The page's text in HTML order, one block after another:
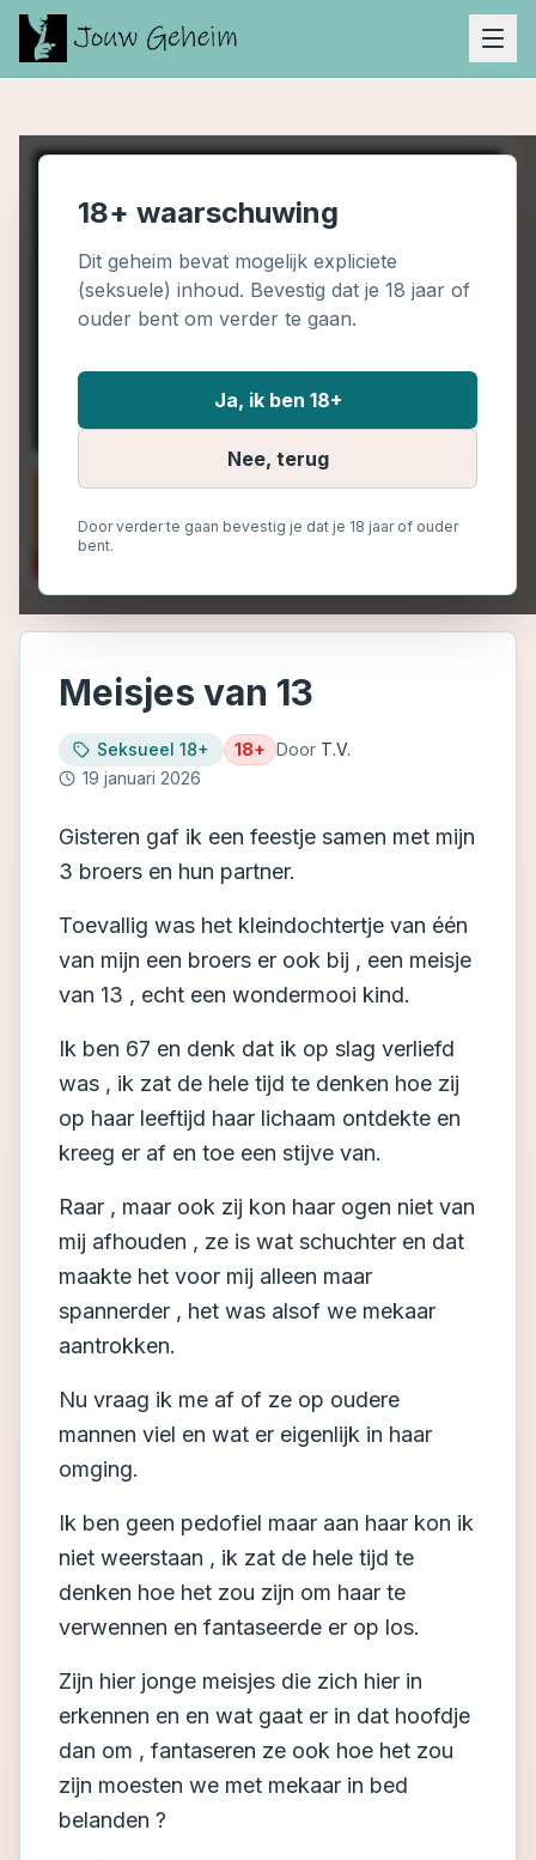
18+ waarschuwing
Dit geheim bevat mogelijk expliciete
(seksuele) inhoud. Bevestig dat je 18 jaar of
ouder bent om verder te gaan.
Ja, ik ben 18+
Nee, terug
Door verder te gaan bevestig je dat je 18 jaar of ouder
bent.
Meisjes van 13
Seksueel 18+ 18+ Door T.V.
19 januari 2026
Gisteren gaf ik een feestje samen met mijn
3 broers en hun partner.
Toevallig was het kleindochtertje van één
van mijn een broers er ook bij , een meisje
van 13 , echt een wondermooi kind.
Ik ben 67 en denk dat ik op slag verliefd
was , ik zat de hele tijd te denken hoe zij
op haar leeftijd haar lichaam ontdekte en
kreeg er af en toe een stijve van.
Raar , maar ook zij kon haar ogen niet van
mij afhouden , ze is wat schuchter en dat
maakte het voor mij alleen maar
spannerder , het was alsof we mekaar
aantrokken.
Nu vraag ik me af of ze op oudere
mannen viel en wat er eigenlijk in haar
omging.
Ik ben geen pedofiel maar aan haar kon ik
niet weerstaan , ik zat de hele tijd te
denken hoe het zou zijn om haar te
verwennen en fantaseerde er op los.
Zijn hier jonge meisjes die zich hier in
erkennen en en wat gaat er in dat hoofdje
dan om , fantaseren ze ook hoe het zou
zijn moesten we met mekaar in bed
belanden ?